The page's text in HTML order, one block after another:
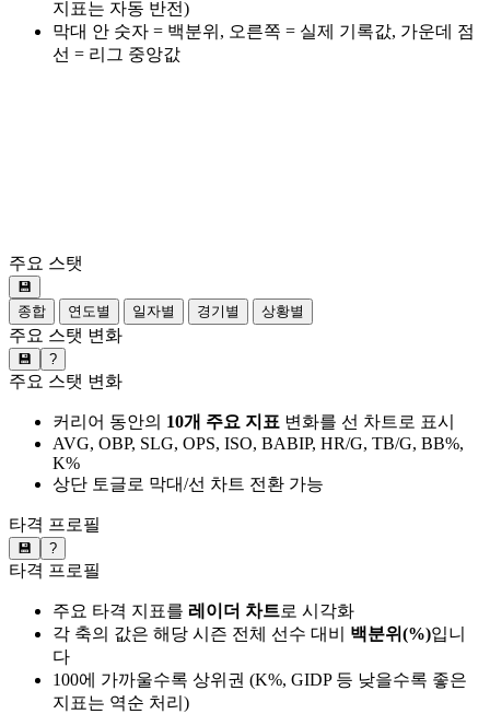
지표는 자동 반전)
막대 안 숫자 = 백분위, 오른쪽 = 실제 기록값, 가운데 점
선 = 리그 중앙값
주요 스탯
💾
종합
연도별 일자별 경기별 상황별
주요 스탯 변화
💾 ?
주요 스탯 변화
커리어 동안의 10개 주요 지표 변화를 선 차트로 표시
AVG, OBP, SLG, OPS, ISO, BABIP, HR/G, TB/G, BB%,
K%
상단 토글로 막대/선 차트 전환 가능
타격 프로필
💾 ?
타격 프로필
주요 타격 지표를 레이더 차트로 시각화
각 축의 값은 해당 시즌 전체 선수 대비 백분위(%)입니
다
100에 가까울수록 상위권 (K%, GIDP 등 낮을수록 좋은
지표는 역순 처리)